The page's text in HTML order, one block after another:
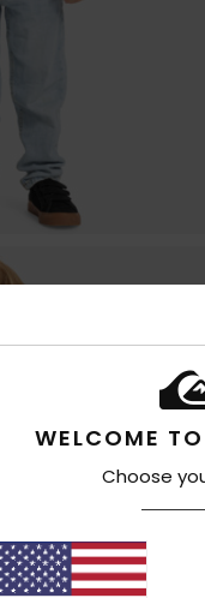
WELCOME
Choose